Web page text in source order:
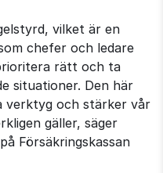
vilket är en
chefer och ledare
rätt och ta
situationer. Den här
verktyg och stärker vår
gäller, säger
Försäkringskassan